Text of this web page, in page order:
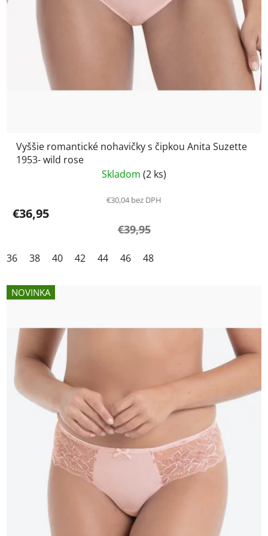
Vyššie romantické nohavičky s čipkou Anita Suzette
1953- wild rose
Skladom (2 ks)
€30,04 bez DPH
€36,95
€39,95
36 38 40 42 44 46 48
NOVINKA